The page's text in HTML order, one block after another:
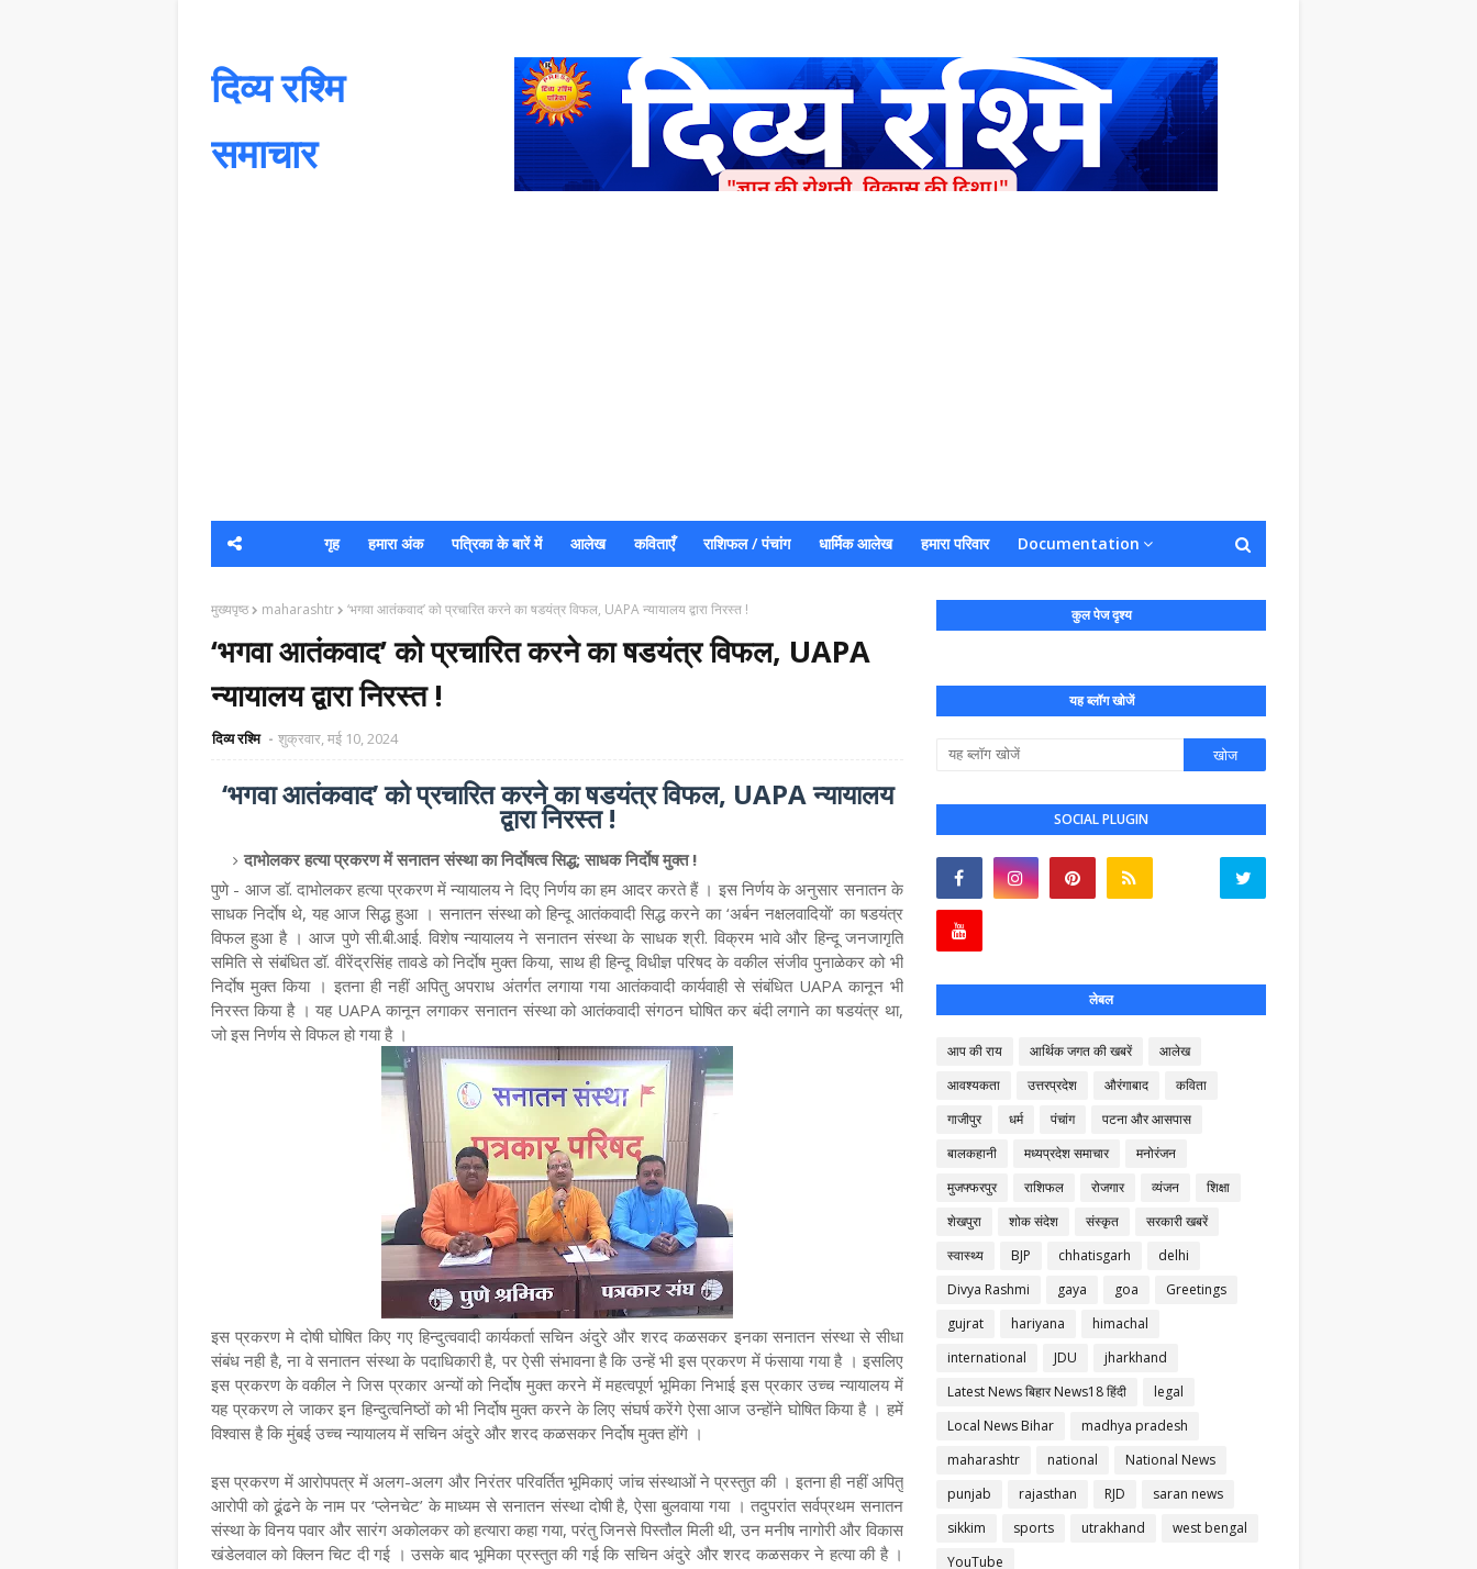
दिव्य रश्मि
समाचार
गृह हमारा अंक पत्रिका के बारें में आलेख कविताएँ राशिफल / पंचांग धार्मिक आलेख हमारा परिवार Documentation
मुख्यपृष्ठ maharashtr ‘भगवा आतंकवाद’ को प्रचारित करने का षडयंत्र विफल, UAPA न्यायालय द्वारा निरस्त !
‘भगवा आतंकवाद’ को प्रचारित करने का षडयंत्र विफल, UAPA
न्यायालय द्वारा निरस्त !
दिव्य रश्मि शुक्रवार, मई 10, 2024
‘भगवा आतंकवाद’ को प्रचारित करने का षडयंत्र विफल, UAPA न्यायालय
द्वारा निरस्त !
दाभोलकर हत्या प्रकरण में सनातन संस्था का निर्दाेषत्व सिद्ध; साधक निर्दाेष मुक्त !
पुणे - आज डॉ. दाभोलकर हत्या प्रकरण में न्यायालय ने दिए निर्णय का हम आदर करते हैं । इस निर्णय के अनुसार सनातन के
साधक निर्दाेष थे, यह आज सिद्ध हुआ । सनातन संस्था को हिन्दू आतंकवादी सिद्ध करने का ‘अर्बन नक्षलवादियों’ का षडयंत्र
विफल हुआ है । आज पुणे सी.बी.आई. विशेष न्यायालय ने सनातन संस्था के साधक श्री. विक्रम भावे और हिन्दू जनजागृति
समिति से संबंधित डॉ. वीरेंद्रसिंह तावडे को निर्दाेष मुक्त किया, साथ ही हिन्दू विधीज्ञ परिषद के वकील संजीव पुनाळेकर को भी
निर्दाेष मुक्त किया । इतना ही नहीं अपितु अपराध अंतर्गत लगाया गया आतंकवादी कार्यवाही से संबंधित UAPA कानून भी
निरस्त किया है । यह UAPA कानून लगाकर सनातन संस्था को आतंकवादी संगठन घोषित कर बंदी लगाने का षडयंत्र था,
जो इस निर्णय से विफल हो गया है ।
इस प्रकरण मे दोषी घोषित किए गए हिन्दुत्ववादी कार्यकर्ता सचिन अंदुरे और शरद कळसकर इनका सनातन संस्था से सीधा
संबंध नही है, ना वे सनातन संस्था के पदाधिकारी है, पर ऐसी संभावना है कि उन्हें भी इस प्रकरण में फंसाया गया है । इसलिए
इस प्रकरण के वकील ने जिस प्रकार अन्यों को निर्दोष मुक्त करने में महत्वपूर्ण भूमिका निभाई इस प्रकार उच्च न्यायालय में
यह प्रकरण ले जाकर इन हिन्दुत्वनिष्ठों को भी निर्दोष मुक्त करने के लिए संघर्ष करेंगे ऐसा आज उन्होंने घोषित किया है । हमें
विश्वास है कि मुंबई उच्च न्यायालय में सचिन अंदुरे और शरद कळसकर निर्दोष मुक्त होंगे ।
इस प्रकरण में आरोपपत्र में अलग-अलग और निरंतर परिवर्तित भूमिकाएं जांच संस्थाओं ने प्रस्तुत की । इतना ही नहीं अपितु
आरोपी को ढूंढने के नाम पर ‘प्लेनचेट’ के माध्यम से सनातन संस्था दोषी है, ऐसा बुलवाया गया । तदुपरांत सर्वप्रथम सनातन
संस्था के विनय पवार और सारंग अकोलकर को हत्यारा कहा गया, परंतु जिनसे पिस्तौल मिली थी, उन मनीष नागोरी और विकास
खंडेलवाल को क्लिन चिट दी गई । उसके बाद भूमिका प्रस्तुत की गई कि सचिन अंदुरे और शरद कळसकर ने हत्या की है ।
कुल पेज दृश्य
यह ब्लॉग खोजें
SOCIAL PLUGIN
लेबल
आप की राय आर्थिक जगत की खबरें
आलेख
आवश्यकता
उत्तरप्रदेश औरंगाबाद
कविता
गाजीपुर
धर्म पंचांग
पटना और आसपास
बालकहानी
मध्यप्रदेश समाचार
मनोरंजन
मुजफ्फरपुर
राशिफल रोजगार व्यंजन
शिक्षा
शेखपुरा
शोक संदेश संस्कृत
सरकारी खबरें
स्वास्थ्य
BJP chhatisgarh
delhi
Divya Rashmi
gaya goa
Greetings
gujrat
hariyana
himachal
international
JDU
jharkhand
Latest News बिहार News18 हिंदी
legal
Local News Bihar
madhya pradesh
maharashtr
national
National News
punjab
rajasthan RJD
saran news
sikkim
sports utrakhand
west bengal
YouTube